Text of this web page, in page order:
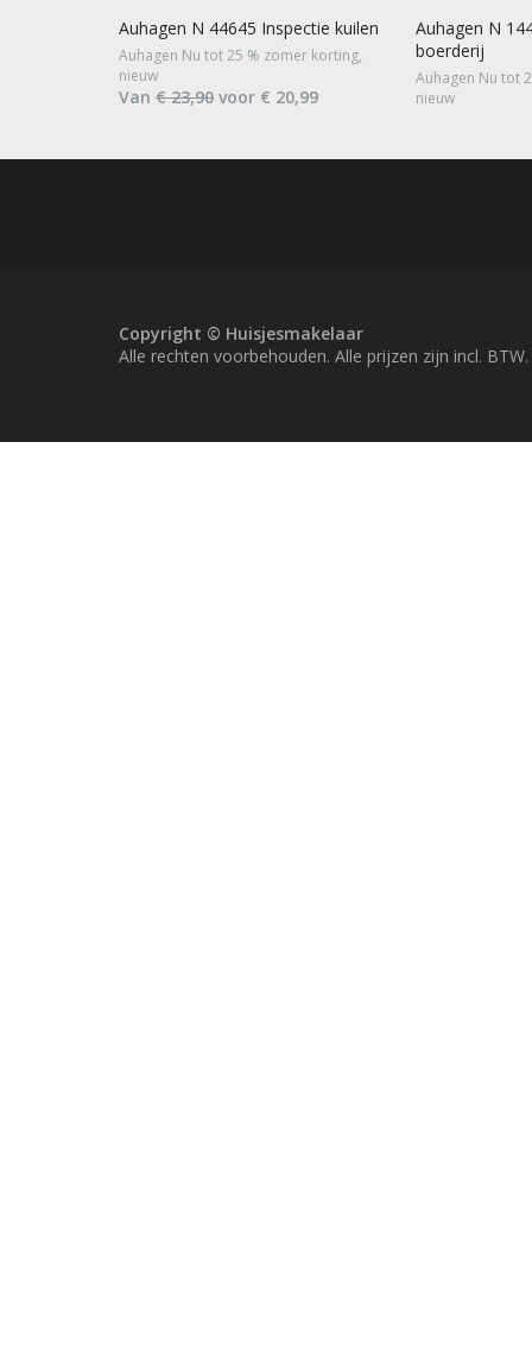
Auhagen N 44645 Inspectie kuilen
Auhagen Nu tot 25 % zomer korting,
nieuw
Van € 23,90 voor € 20,99
Auhagen N
boerderij
Auhagen Nu tot
nieuw
Copyright © Huisjesmakelaar
Alle rechten voorbehouden. Alle prijzen zijn incl. BTW.